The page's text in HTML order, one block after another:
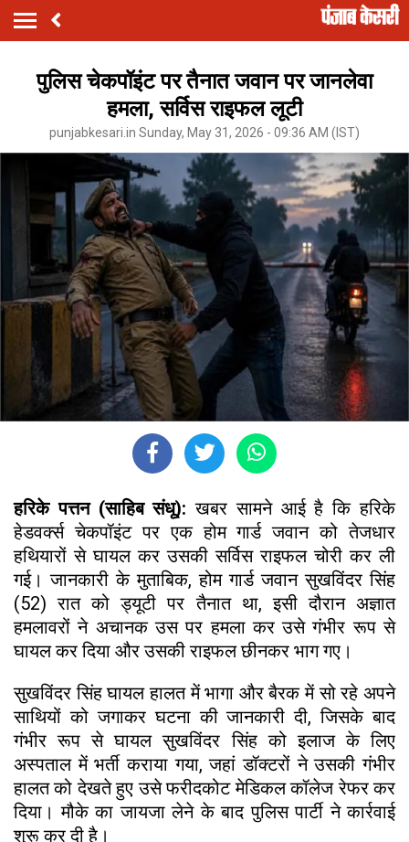
पुलिस चेकपॉइंट पर तैनात जवान पर जानलेवा
हमला, सर्विस राइफल लूटी
punjabkesari.in Sunday, May 31, 2026 - 09:36 AM (IST)
हरिके पत्तन (साहिब संधू):खबर सामने आई है कि हरिके
हेडवर्क्स चेकपॉइंट पर एक होम गार्ड जवान को तेजधार
हथियारों से घायल कर उसकी सर्विस राइफल चोरी कर ली
गई। जानकारी के मुताबिक, होम गार्ड जवान सुखविंदर सिंह
(52) रात को ड्यूटी पर तैनात था, इसी दौरान अज्ञात
हमलावरों ने अचानक उस पर हमला कर उसे गंभीर रूप से
घायल कर दिया और उसकी राइफल छीनकर भाग गए।
सुखविंदर सिंह घायल हालत में भागा और बैरक में सो रहे अपने
साथियों को जगाकर घटना की जानकारी दी, जिसके बाद
गंभीर रूप से घायल सुखविंदर सिंह को इलाज के लिए
अस्पताल में भर्ती कराया गया, जहां डॉक्टरों ने उसकी गंभीर
हालत को देखते हुए उसे फरीदकोट मेडिकल कॉलेज रेफर कर
दिया। मौके का जायजा लेने के बाद पुलिस पार्टी ने कार्रवाई
शुरू कर दी है।